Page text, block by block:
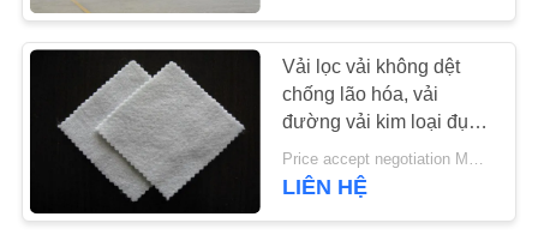
VỀ
CHÚNG
THAM
QUAN
Vải lọc vải không dệt
chống lão hóa, vải
đường vải kim loại đục
lỗ
Price accept negotiation MOQ:1sqm
LIÊN HỆ